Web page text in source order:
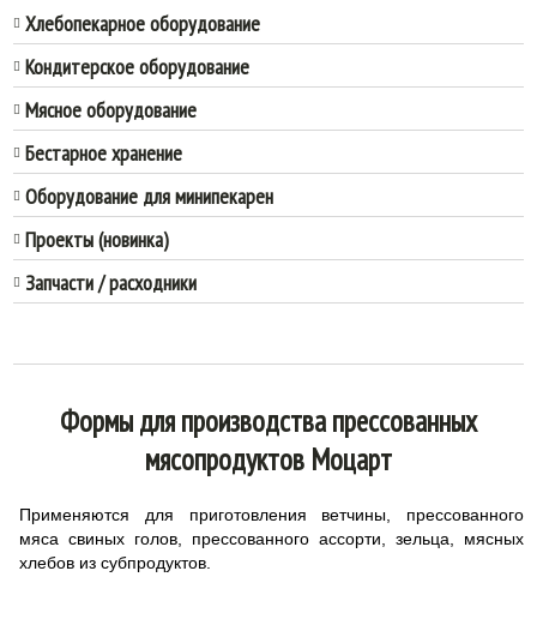
Хлебопекарное оборудование
Кондитерское оборудование
Мясное оборудование
Бестарное хранение
Оборудование для минипекарен
Проекты (новинка)
Запчасти / расходники
Формы для производства прессованных
мясопродуктов Моцарт
Применяются для приготовления ветчины, прессованного
мяса свиных голов, прессованного ассорти, зельца, мясных
хлебов из субпродуктов.